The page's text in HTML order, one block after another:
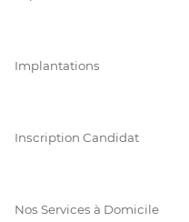
Implantations
Inscription Candidat
Nos Services à Domicile